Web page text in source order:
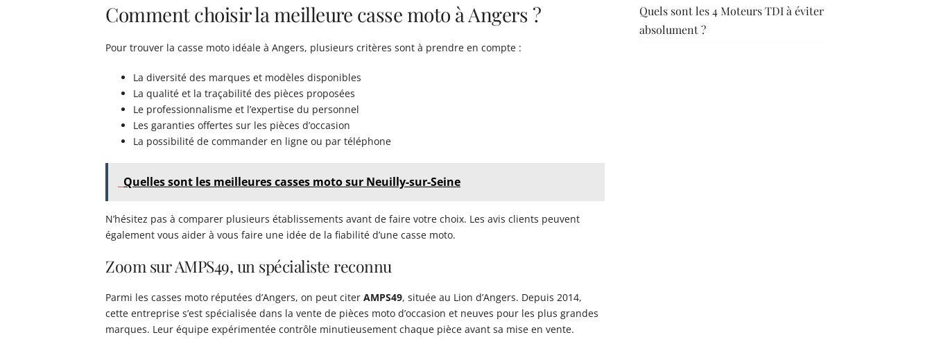
Comment choisir la meilleure casse moto à Angers ?
Pour trouver la casse moto idéale à Angers, plusieurs critères sont à prendre en compte :
La diversité des marques et modèles disponibles
La qualité et la traçabilité des pièces proposées
Le professionnalisme et l’expertise du personnel
Les garanties offertes sur les pièces d’occasion
La possibilité de commander en ligne ou par téléphone
Quelles sont les meilleures casses moto sur Neuilly-sur-Seine
N’hésitez pas à comparer plusieurs établissements avant de faire votre choix. Les avis clients peuvent
également vous aider à vous faire une idée de la fiabilité d’une casse moto.
Zoom sur AMPS49, un spécialiste reconnu
Parmi les casses moto réputées d’Angers, on peut citer AMPS49, située au Lion d’Angers. Depuis 2014,
cette entreprise s’est spécialisée dans la vente de pièces moto d’occasion et neuves pour les plus grandes
marques. Leur équipe expérimentée contrôle minutieusement chaque pièce avant sa mise en vente.
Quels sont les 4 Moteurs TDI à éviter
absolument ?